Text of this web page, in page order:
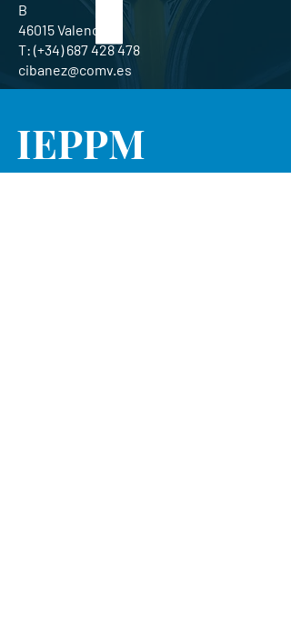
B
46015 Valencia
T: (+34)687 428 478
cibanez@comv.es
Instituto de Estudios
IEPPM